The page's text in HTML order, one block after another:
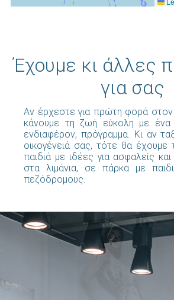
Έχουμε κι άλλες
για σας
Αν έρχεστε για πρώτη φορά στον
κάνουμε τη ζωή εύκολη με ένα
ενδιαφέρον, πρόγραμμα. Κι αν
οικογένειά σας, τότε θα
παιδιά με ιδέες για ασφαλείς
στα λιμάνια, σε πάρκα με
πεζόδρομους.